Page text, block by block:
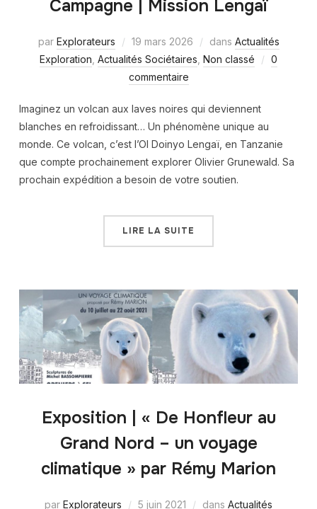
Campagne | Mission Lengaï
par Explorateurs 19 mars 2026 dans Actualités
Exploration Actualités Sociétaires Non classé
0
commentaire
Imaginez un volcan aux laves noires qui deviennent
blanches en refroidissant… Un phénomène unique au
monde. Ce volcan, c’est l’Ol Doinyo Lengaï, en Tanzanie
que compte prochainement explorer Olivier Grunewald. Sa
prochain expédition a besoin de votre soutien.
LIRE LA SUITE
Exposition | « De Honfleur au
Grand Nord – un voyage
climatique » par Rémy Marion
par Explorateurs 5 juin 2021 dans Actualités